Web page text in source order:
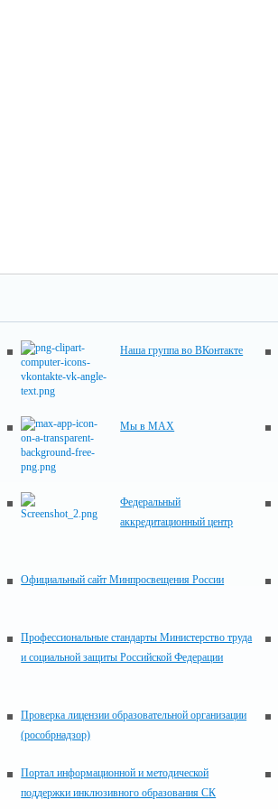
Наша группа во ВКонтакте
Мы в MAX
Федеральный
аккредитационный центр
Официальный сайт Минпросвещения России
Профессиональные стандарты Министерство труда
и социальной защиты Российской Федерации
Проверка лицензии образовательной организации
(рособрнадзор)
Портал информационной и методической
поддержки инклюзивного образования СК